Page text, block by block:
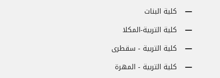
كلية البنات
كلية التربية-المكلا
كلية التربية - سقطرى
كلية التربية - المهرة